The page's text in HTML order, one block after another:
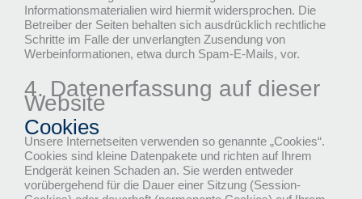
Informationsmaterialien wird hiermit widersprochen. Die
Betreiber der Seiten behalten sich ausdrücklich rechtliche
Schritte im Falle der unverlangten Zusendung von
Werbeinformationen, etwa durch Spam-E-Mails, vor.
4. Datenerfassung auf dieser
Website
Cookies
Unsere Internetseiten verwenden so genannte „Cookies“.
Cookies sind kleine Datenpakete und richten auf Ihrem
Endgerät keinen Schaden an. Sie werden entweder
vorübergehend für die Dauer einer Sitzung (Session-